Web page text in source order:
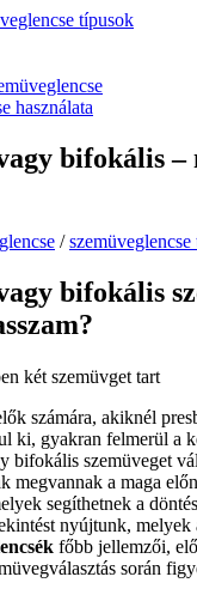
használata
bifokális –
/
bifokális
számára, akiknél
ki, gyakran felmerül a
bifokális szemüveget
megvannak a maga
segíthetnek a
nyújtunk, melyek
főbb jellemzői,
során